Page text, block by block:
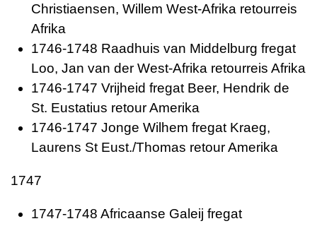
Christiaensen, Willem West-Afrika retourreis
Afrika
1746-1748 Raadhuis van Middelburg fregat
Loo, Jan van der West-Afrika retourreis Afrika
1746-1747 Vrijheid fregat Beer, Hendrik de
St. Eustatius retour Amerika
1746-1747 Jonge Wilhem fregat Kraeg,
Laurens St Eust./Thomas retour Amerika
1747
1747-1748 Africaanse Galeij fregat